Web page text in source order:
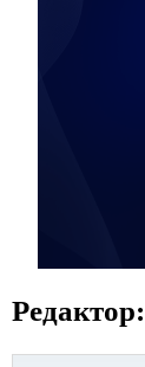
Редактор: